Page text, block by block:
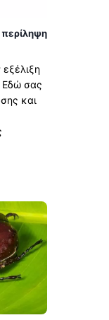
Εδώ σας
και